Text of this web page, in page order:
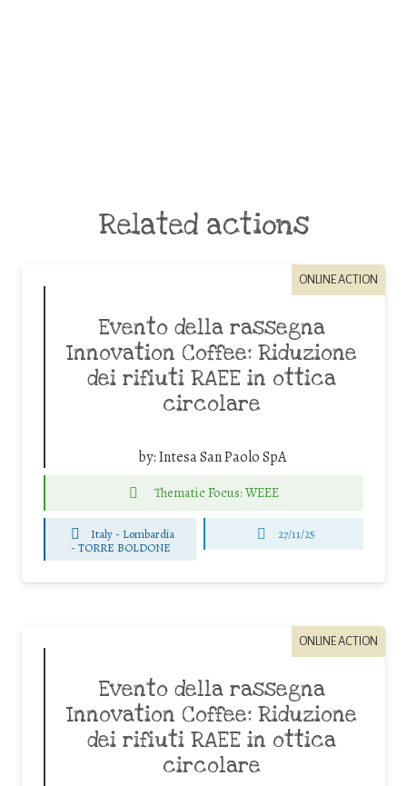
Related actions
ONLINE ACTION
Evento della rassegna
Innovation Coffee: Riduzione
dei rifiuti RAEE in ottica
circolare
by:Intesa San Paolo SpA
Thematic Focus: WEEE
Italy - Lombardia
- TORRE BOLDONE
27/11/25
ONLINE ACTION
Evento della rassegna
Innovation Coffee: Riduzione
dei rifiuti RAEE in ottica
circolare